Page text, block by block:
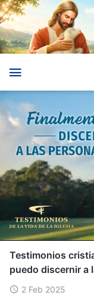
Testimonios
puedo discernir a
2 Feb 2025